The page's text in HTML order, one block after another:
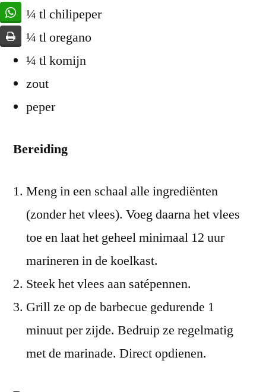
¼ tl chilipeper
¼ tl oregano
¼ tl komijn
zout
peper
Bereiding
Meng in een schaal alle ingrediënten
(zonder het vlees). Voeg daarna het vlees
toe en laat het geheel minimaal 12 uur
marineren in de koelkast.
Steek het vlees aan satépennen.
Grill ze op de barbecue gedurende 1
minuut per zijde. Bedruip ze regelmatig
met de marinade. Direct opdienen.